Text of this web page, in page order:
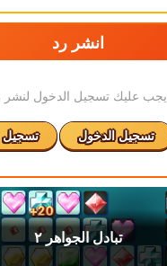
انشر رد
يجب عليك تسجيل الدخول لنشر
تسجيل الدخول تسجيل